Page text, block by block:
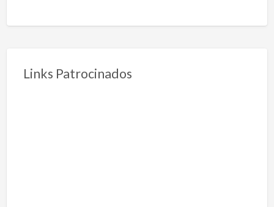
Links Patrocinados